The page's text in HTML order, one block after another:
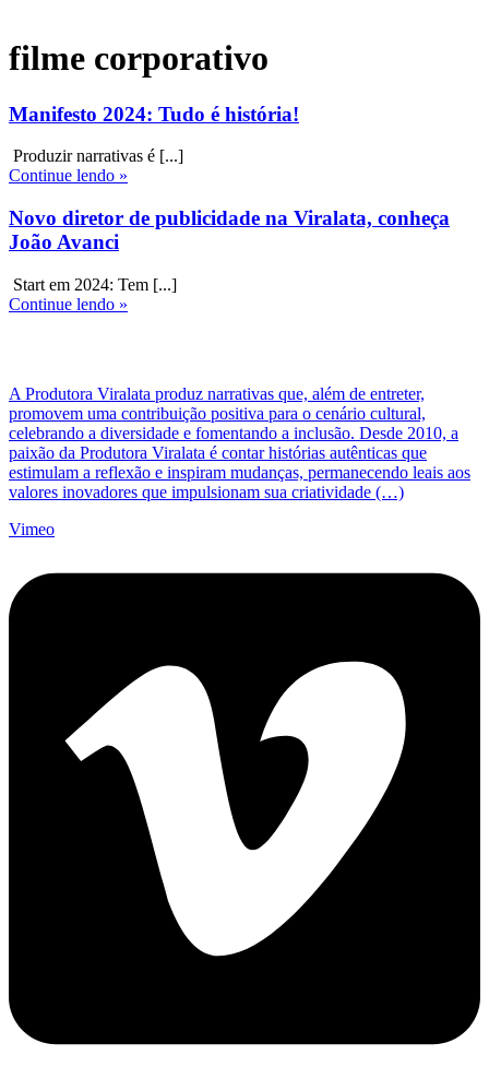
filme corporativo
Manifesto 2024: Tudo é história!
Produzir narrativas é [...]
Continue lendo »
Novo diretor de publicidade na Viralata, conheça
João Avanci
Start em 2024: Tem [...]
Continue lendo »
A Produtora Viralata produz narrativas que, além de entreter,
promovem uma contribuição positiva para o cenário cultural,
celebrando a diversidade e fomentando a inclusão. Desde 2010, a
paixão da Produtora Viralata é contar histórias autênticas que
estimulam a reflexão e inspiram mudanças, permanecendo leais aos
valores inovadores que impulsionam sua criatividade (…)
Vimeo